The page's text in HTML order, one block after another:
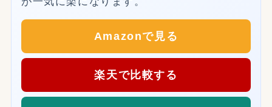
Amazonで見る
楽天で比較する